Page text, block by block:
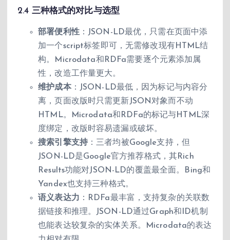
2.4 三种格式的对比与选型
部署便利性：JSON-LD最优，只需在页面中添
加一个script标签即可，无需修改现有HTML结
构。Microdata和RDFa需要逐个元素添加属
性，改造工作量更大。
维护成本：JSON-LD最低，因为标记与内容分
离，页面改版时只需更新JSON对象而不动
HTML。Microdata和RDFa的标记与HTML深
度绑定，改版时容易遗漏或破坏。
搜索引擎支持：三者均被Google支持，但
JSON-LD是Google官方推荐格式，其Rich
Results功能对JSON-LD的覆盖最全面。Bing和
Yandex也支持三种格式。
语义表达力 ：RDFa最丰富，支持复杂的关联数
据链接和推理。JSON-LD通过Graph和ID机制
也能表达较复杂的实体关系。Microdata的表达